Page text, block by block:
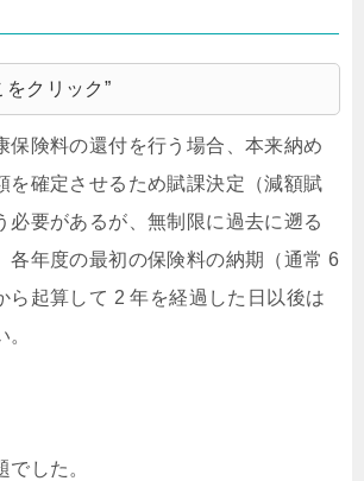
をクリック”
保険料の還付を行う場合、本来納め
を確定させるため賦課決定（減額賦
必要があるが、無制限に過去に遡る
各年度の最初の保険料の納期（通常 6
ら起算して 2 年を経過した日以後は
でした。